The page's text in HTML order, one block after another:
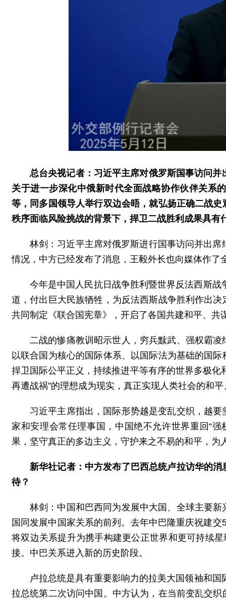
总台央视记者：习近平主席对俄罗斯国事访问
关于进一步深化中俄新时代全面战略协作伙伴关系
等，同多国领导人举行双边会晤，就弘扬正确二战
秩序面临风险挑战的背景下，捍卫二战胜利成果具有
林剑：习近平主席对俄罗斯进行国事访问并出
情况，中方已经发布了消息，王毅外长也向媒体作了
今年是中国人民抗日战争胜利暨世界反法西斯
道，付出巨大民族牺牲，为反法西斯战争胜利作出
共同制定《联合国宪章》，开启了各国共建和平、共
二战的惨痛教训昭示世人，穷兵黩武、强权霸
以联合国为核心的国际体系、以国际法为基础的国
捍卫国际公平正义，持续推进平等有序的世界多极
再遭战祸”的理想成为现实，真正实现人类社会的和
习近平主席指出，国际形势越是变乱交织，越
家和安理会常任理事国，中国绝不允许世界重回“
果，坚守真正的多边主义，守护来之不易的和平，为
新华社记者：中方发布了巴西总统卢拉访华的
待？
林剑：中国和巴西同为发展中大国、全球主要
国同发展中国家关系的前列。去年中巴隆重庆祝建
将双边关系提升为携手构建更公正世界和更可持续
接。中巴关系进入新的历史阶段。
卢拉总统是具有重要影响力的拉美大国领袖和
拉总统第二次访问中国。中方认为，在当前变乱交